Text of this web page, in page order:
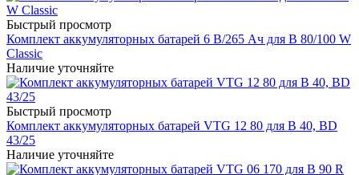
Быстрый просмотр
Комплект аккумуляторных батарей 6 В/265 Ач для B 80/100 W
Classic
Наличие уточняйте
Быстрый просмотр
Комплект аккумуляторных батарей VTG 12 80 для B 40, BD
43/25
Наличие уточняйте